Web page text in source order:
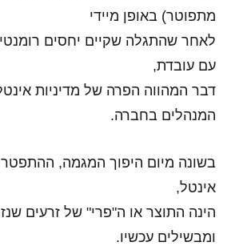
מתפוטר) באופן מיידי
לאחר שהתגלה שקיים יחסים
עם עובדת,
דבר המהווה הפרה של מדיניות
המנהלים בחברה.
בשונה מיום היפוך המגמה,
אינטל,
הינה התוצר או ה"פרי" של זרעים
ומבשילים עכשיו.